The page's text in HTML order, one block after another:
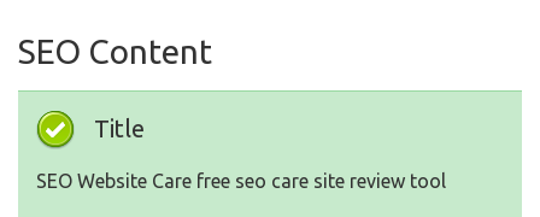
SEO Content
Title
SEO Website Care free seo care site review tool